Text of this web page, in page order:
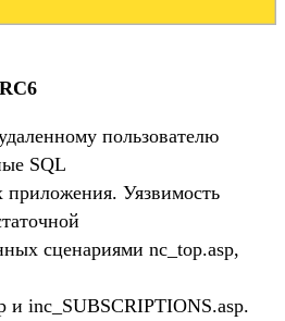
пользователю
SQL
Уязвимость
сценариями nc_top.asp,
и inc_SUBSCRIPTIONS.asp.